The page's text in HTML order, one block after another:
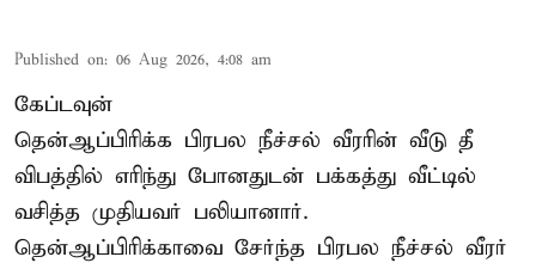
Published on: 06 Aug 2026, 4:08 am
கேப்டவுன்
தென்ஆப்பிரிக்க பிரபல நீச்சல் வீரரின் வீடு தீ
விபத்தில் எரிந்து போனதுடன் பக்கத்து வீட்டில்
வசித்த முதியவர் பலியானார்.
தென்ஆப்பிரிக்காவை சேர்ந்த பிரபல நீச்சல் வீரர்